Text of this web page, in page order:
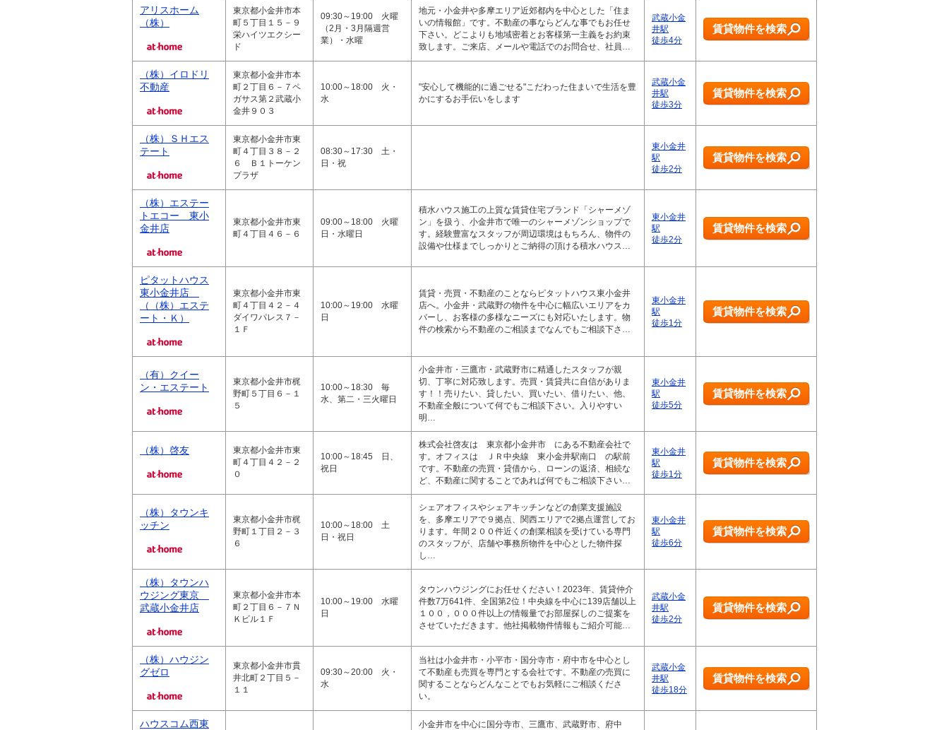
アリスホーム
（株）
東京都小金井市本
町５丁目１５－９
栄ハイツエクシー
ド
09:30～19:00 火曜
（2月・3月隔週営
業）・水曜
地元・小金井や多摩エリア近郊都内を中心とした「住ま
いの情報館」です。不動産の事ならどんな事でもお任せ
下さい。どこよりも地域密着とお客様第一主義をお約束
致します。ご来店、メールや電話でのお問合せ、社員…
武蔵小金
井駅
徒歩4分
賃貸物件を検索
（株）イロドリ
不動産
東京都小金井市本
町２丁目６－７ペ
ガサス第２武蔵小
金井９０３
10:00～18:00 火・
水
"安心して機能的に過ごせる"こだわった住まいで生活を豊
かにするお手伝いをします
武蔵小金
井駅
徒歩3分
賃貸物件を検索
（株）ＳＨエス
テート
東京都小金井市東
町４丁目３８－２
６ Ｂ１トーケン
プラザ
08:30～17:30 土・
日・祝
東小金井
駅
徒歩2分
賃貸物件を検索
（株）エステー
トエコー 東小
金井店
東京都小金井市東
町４丁目４６－６
09:00～18:00 火曜
日・水曜日
積水ハウス施工の上質な賃貸住宅ブランド「シャーメゾ
ン」を扱う、小金井市で唯一のシャーメゾンショップで
す。経験豊富なスタッフが周辺環境はもちろん、物件の
設備や仕様までしっかりとご納得の頂ける積水ハウス…
東小金井
駅
徒歩2分
賃貸物件を検索
ピタットハウス
東小金井店
（（株）エステ
ート・Ｋ）
東京都小金井市東
町４丁目４２－４
ダイワパレス７－
１Ｆ
10:00～19:00 水曜
日
賃貸・売買・不動産のことならピタットハウス東小金井
店へ。小金井・武蔵野の物件を中心に幅広いエリアをカ
バーし、お客様の多様なニーズにも対応いたします。物
件の検索から不動産のご相談までなんでもご相談下さ…
東小金井
駅
徒歩1分
賃貸物件を検索
（有）クイー
ン・エステート
東京都小金井市梶
野町５丁目６－１
５
10:00～18:30 毎
水、第二・三火曜日
小金井市・三鷹市・武蔵野市に精通したスタッフが親
切、丁寧に対応致します。売買・賃貸共に自信がありま
す！！売りたい、貸したい、買いたい、借りたい、他、
不動産全般について何でもご相談下さい。入りやすい
明…
東小金井
駅
徒歩5分
賃貸物件を検索
（株）啓友
東京都小金井市東
町４丁目４２－２
０
10:00～18:45 日、
祝日
株式会社啓友は 東京都小金井市 にある不動産会社で
す。オフィスは ＪＲ中央線 東小金井駅南口 の駅前
です。不動産の売買・貸借から、ローンの返済、相続な
ど、不動産に関することであれば何でもご相談下さい…
東小金井
駅
徒歩1分
賃貸物件を検索
（株）タウンキ
ッチン
東京都小金井市梶
野町１丁目２－３
６
10:00～18:00 土
日・祝日
シェアオフィスやシェアキッチンなどの創業支援施設
を、多摩エリアで９拠点、関西エリアで2拠点運営してお
ります。年間２００件近くの創業相談を受けている専門
のスタッフが、店舗や事務所物件を中心とした物件探
し…
東小金井
駅
徒歩6分
賃貸物件を検索
（株）タウンハ
ウジング東京
武蔵小金井店
東京都小金井市本
町２丁目６－７Ｎ
Ｋビル１Ｆ
10:00～19:00 水曜
日
タウンハウジングにお任せください！2023年、賃貸仲介
件数7万641件、全国第2位！中央線を中心に139店舗以上
１００，０００件以上の情報量でお部屋探しのご提案を
させていただきます。他社掲載物件情報もご紹介可能…
武蔵小金
井駅
徒歩2分
賃貸物件を検索
（株）ハウジン
グゼロ
東京都小金井市貫
井北町２丁目５－
１１
09:30～20:00 火・
水
当社は小金井市・小平市・国分寺市・府中市を中心とし
て不動産も売買を専門とする会社です。不動産の売買に
関することならどんなことでもお気軽にご相談くださ
い。
武蔵小金
井駅
徒歩18分
賃貸物件を検索
ハウスコム西東
小金井市を中心に国分寺市、三鷹市、武蔵野市、府中